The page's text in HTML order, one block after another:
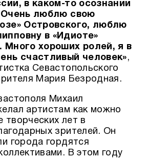
в каком-то осознании
Очень люблю свою
Островского, люблю
в «Идиоте»
Много хороших ролей, я в
счастливый человек»,
Севастопольского
Мария Безродная.
Михаил
артистам как можно
лет в
зрителей. Он
города гордятся
В этом году